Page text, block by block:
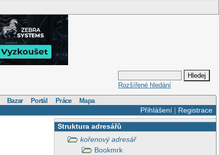
Rozšířené hledání
Bazar Portál Práce Mapa
Přihlášení| Registrace
Struktura adresářů
kořenový adresář
Bookmrk